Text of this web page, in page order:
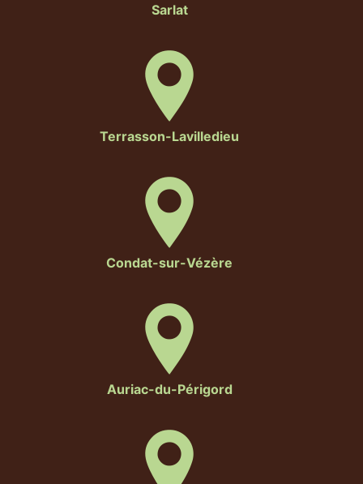
Sarlat
Terrasson-Lavilledieu
Condat-sur-Vézère
Auriac-du-Périgord